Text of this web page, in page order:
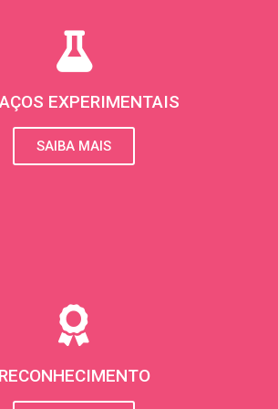
EXPERIMENTAIS
SAIBA MAIS
RECONHECIMENTO